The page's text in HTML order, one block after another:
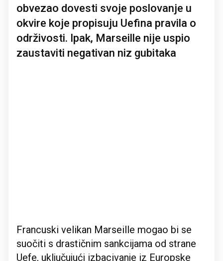
obvezao dovesti svoje poslovanje u
okvire koje propisuju Uefina pravila o
održivosti. Ipak, Marseille nije uspio
zaustaviti negativan niz gubitaka
Francuski velikan Marseille mogao bi se
suočiti s drastičnim sankcijama od strane
Uefe, uključujući izbacivanje iz Europske